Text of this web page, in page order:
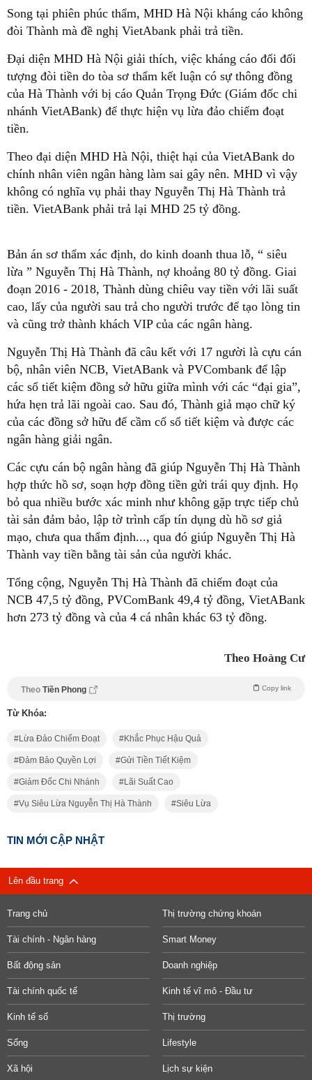
Song tại phiên phúc thẩm, MHD Hà Nội kháng cáo không
đòi Thành mà đề nghị VietAbank phải trả tiền.
Đại diện MHD Hà Nội giải thích, việc kháng cáo đổi đối
tượng đòi tiền do tòa sơ thẩm kết luận có sự thông đồng
của Hà Thành với bị cáo Quản Trọng Đức (Giám đốc chi
nhánh VietABank) để thực hiện vụ lừa đảo chiếm đoạt
tiền.
Theo đại diện MHD Hà Nội, thiệt hại của VietABank do
chính nhân viên ngân hàng làm sai gây nên. MHD vì vậy
không có nghĩa vụ phải thay Nguyễn Thị Hà Thành trả
tiền. VietABank phải trả lại MHD 25 tỷ đồng.
Bản án sơ thẩm xác định, do kinh doanh thua lỗ, “ siêu
lừa ” Nguyễn Thị Hà Thành, nợ khoảng 80 tỷ đồng. Giai
đoạn 2016 - 2018, Thành dùng chiêu vay tiền với lãi suất
cao, lấy của người sau trả cho người trước để tạo lòng tin
và cũng trở thành khách VIP của các ngân hàng.
Nguyễn Thị Hà Thành đã câu kết với 17 người là cựu cán
bộ, nhân viên NCB, VietABank và PVCombank để lập
các sổ tiết kiệm đồng sở hữu giữa mình với các “đại gia”,
hứa hẹn trả lãi ngoài cao. Sau đó, Thành giả mạo chữ ký
của các đồng sở hữu để cầm cố sổ tiết kiệm và được các
ngân hàng giải ngân.
Các cựu cán bộ ngân hàng đã giúp Nguyễn Thị Hà Thành
hợp thức hồ sơ, soạn hợp đồng tiền gửi trái quy định. Họ
bỏ qua nhiều bước xác minh như không gặp trực tiếp chủ
tài sản đảm bảo, lập tờ trình cấp tín dụng dù hồ sơ giả
mạo, chưa qua thẩm định..., qua đó giúp Nguyễn Thị Hà
Thành vay tiền bằng tài sản của người khác.
Tổng cộng, Nguyễn Thị Hà Thành đã chiếm đoạt của
NCB 47,5 tỷ đồng, PVComBank 49,4 tỷ đồng, VietABank
hơn 273 tỷ đồng và của 4 cá nhân khác 63 tỷ đồng.
Theo Hoàng Cư
Theo Tiền Phong Copy link
Từ Khóa:
Lừa Đảo Chiếm Đoạt Khắc Phục Hậu Quả
Đảm Bảo Quyền Lợi Gửi Tiền Tiết Kiệm
Giám Đốc Chi Nhánh Lãi Suất Cao
Vụ Siêu Lừa Nguyễn Thị Hà Thành Siêu Lừa
TIN MỚI CẬP NHẬT
Lên đầu trang
Trang chủ Thị trường chứng khoán
Tài chính - Ngân hàng Smart Money
Bất động sản Doanh nghiệp
Tài chính quốc tế Kinh tế vĩ mô - Đầu tư
Kinh tế số Thị trường
Sống Lifestyle
Xã hội Lịch sự kiện